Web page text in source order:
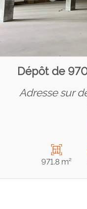
Dépôt de
Adresse sur
971.8 m²